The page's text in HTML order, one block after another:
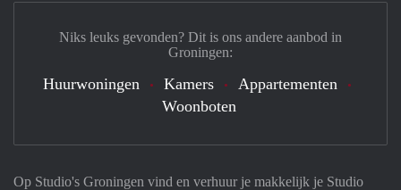
Op Studio's Groningen vind en verhuur je makkelijk je Studio
Niks leuks gevonden? Dit is ons andere aanbod in
Groningen:
Huurwoningen Kamers
Appartementen
Woonboten